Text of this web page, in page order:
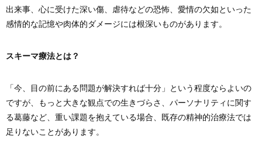
出来事、心に受けた深い傷、虐待などの恐怖、愛情の欠如といった
感情的な記憶や肉体的ダメージには根深いものがあります。
スキーマ療法とは？
「今、目の前にある問題が解決すれば十分」という程度ならよいの
ですが、もっと大きな観点での生きづらさ、パーソナリティに関す
る葛藤など、重い課題を抱えている場合、既存の精神的治療法では
足りないことがあります。